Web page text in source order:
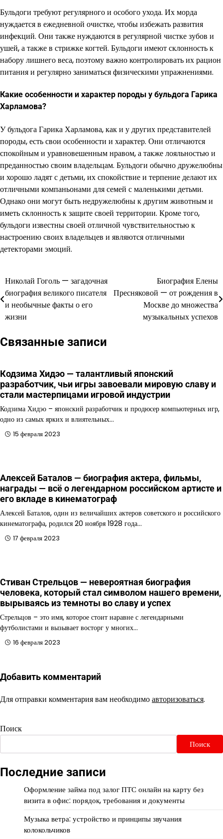
Бульдоги требуют регулярного и особого ухода. Их морда
нуждается в ежедневной очистке, чтобы избежать развития
инфекций. Они также нуждаются в регулярной чистке зубов и
ушей, а также в стрижке когтей. Бульдоги имеют склонность к
набору лишнего веса, поэтому важно контролировать их рацион
питания и регулярно заниматься физическими упражнениями.
Какие особенности и характер породы у бульдога Гарика
Харламова?
У бульдога Гарика Харламова, как и у других представителей
породы, есть свои особенности и характер. Они отличаются
спокойным и уравновешенным нравом, а также лояльностью и
преданностью своим владельцам. Бульдоги обычно дружелюбны
и хорошо ладят с детьми, их спокойствие и терпение делают их
отличными компаньонами для семей с маленькими детьми.
Однако они могут быть недружелюбны к другим животным и
иметь склонность к защите своей территории. Кроме того,
бульдоги известны своей отличной чувствительностью к
настроению своих владельцев и являются отличными
детекторами эмоций.
Навигация
по
записям
Николай Гоголь — загадочная
биография великого писателя
и необычные факты о его
жизни
Биография Елены
Пресняковой — от рождения в
Москве до множества
музыкальных успехов
Связанные записи
Кодзима Хидэо — талантливый японский
разработчик, чьи игры завоевали мировую славу и
стали мастерпицами игровой индустрии
Кодзима Хидэо – японский разработчик и продюсер компьютерных игр,
одно из самых ярких и влиятельных…
15 февраля 2023
Алексей Баталов — биография актера, фильмы,
награды — всё о легендарном российском артисте и
его вкладе в кинематограф
Алексей Баталов, один из величайших актеров советского и российского
кинематографа, родился 20 ноября 1928 года…
17 февраля 2023
Стиван Стрельцов — невероятная биография
человека, который стал символом нашего времени,
вырываясь из темноты во славу и успех
Стрельцов – это имя, которое стоит наравне с легендарными
футболистами и вызывает восторг у многих…
16 февраля 2023
Добавить комментарий
Для отправки комментария вам необходимоавторизоваться.
Поиск
Поиск
Последние записи
Оформление займа под залог ПТС онлайн на карту без
визита в офис: порядок, требования и документы
Музыка ветра: устройство и принципы звучания
колокольчиков